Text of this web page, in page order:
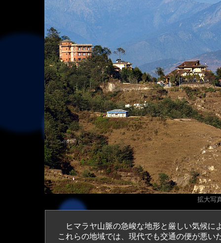
拡大写
ヒマラヤ山脈の急峻な地形と厳しい気候に
これらの地域では、現代でも交通の便が悪